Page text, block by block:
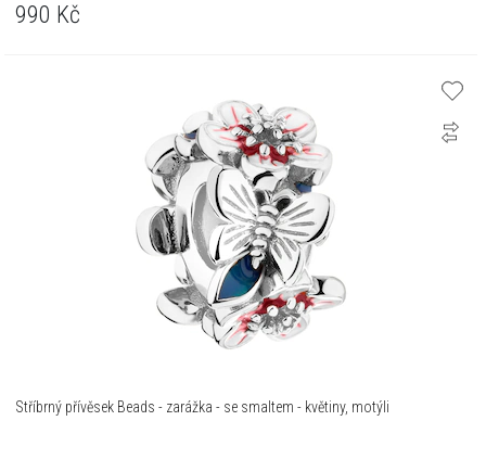
990 Kč
Stříbrný přívěsek Beads - zarážka - se smaltem - květiny, motýli